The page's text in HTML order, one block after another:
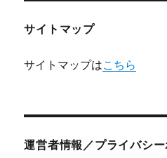
サイトマップ
サイトマップはこちら
運営者情報／プライバシ